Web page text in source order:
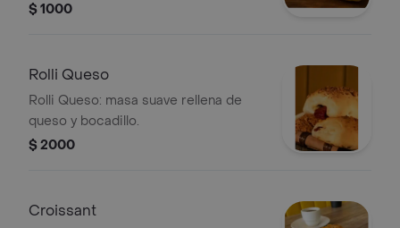
$ 1000
Rolli Queso
Rolli Queso: masa suave rellena de
queso y bocadillo.
$ 2000
Croissant